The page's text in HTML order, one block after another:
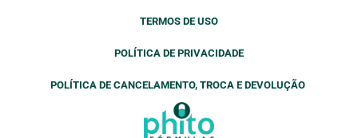
TERMOS DE USO
POLÍTICA DE PRIVACIDADE
POLÍTICA DE CANCELAMENTO, TROCA E DEVOLUÇÃO